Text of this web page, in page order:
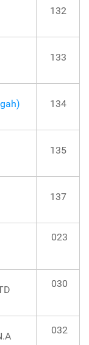
132
133
134
135
137
023
030
032